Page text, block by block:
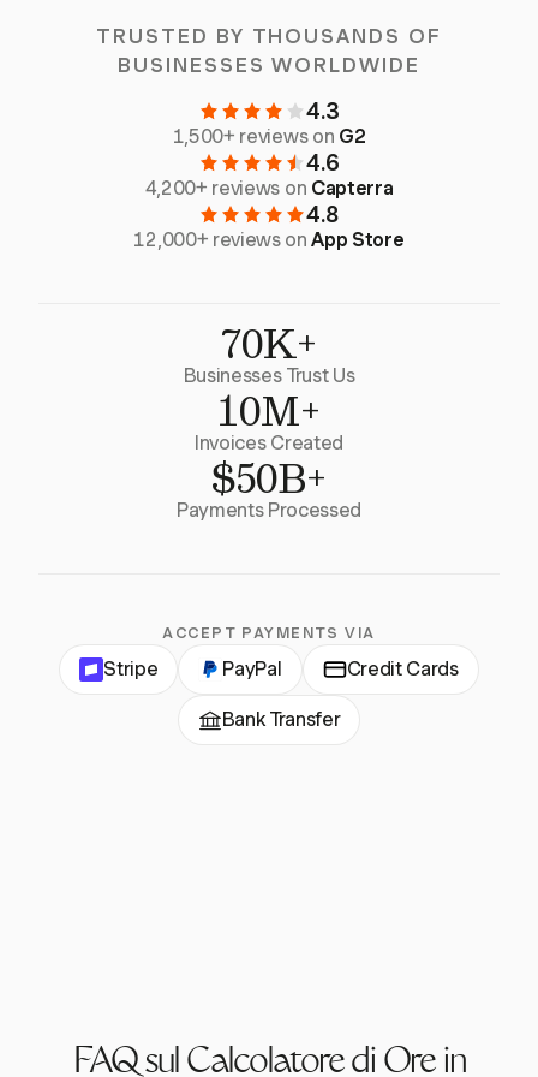
TRUSTED BY THOUSANDS OF
BUSINESSES WORLDWIDE
4.3
1,500+ reviews on G2
4.6
4,200+ reviews on Capterra
4.8
12,000+ reviews onApp Store
70K+
Businesses Trust Us
10M+
Invoices Created
$50B+
Payments Processed
ACCEPT PAYMENTS VIA
Stripe PayPal Credit Cards
Bank Transfer
FAQ sul Calcolatore di Ore in